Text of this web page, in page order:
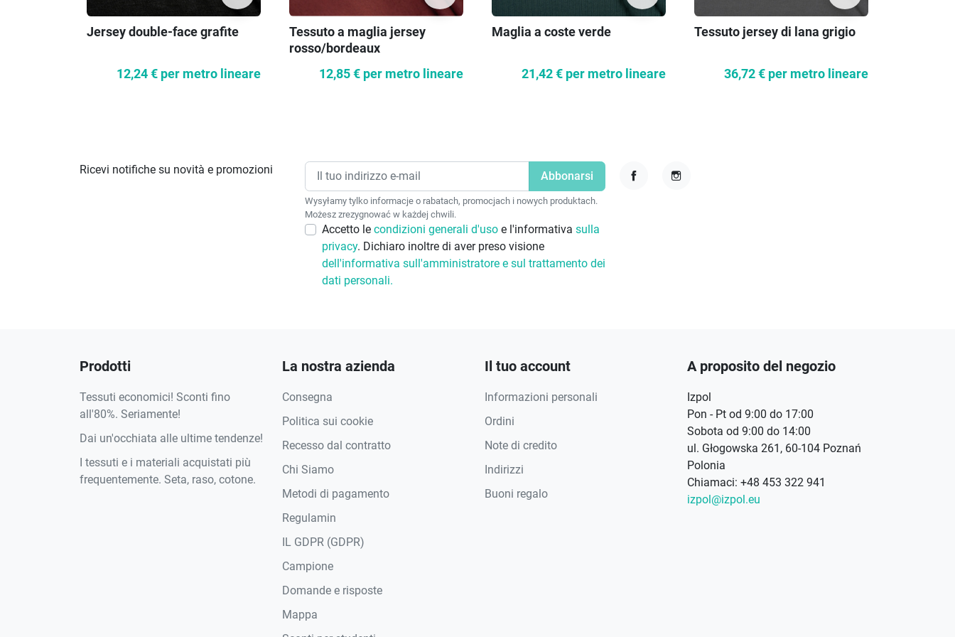
Jersey double-face grafite
12,24 € per metro lineare
Tessuto a maglia jersey
rosso/bordeaux
12,85 € per metro lineare
Maglia a coste verde
21,42 € per metro lineare
Tessuto jersey di lana grigio
36,72 € per metro lineare
Ricevi notifiche su novità e promozioni
Wysyłamy tylko informacje o rabatach, promocjach i nowych produktach.
Możesz zrezygnować w każdej chwili.
Accetto le condizioni generali d'uso e l'informativa sulla
privacy. Dichiaro inoltre di aver preso visione
dell'informativa sull'amministratore e sul trattamento dei
dati personali.
Prodotti
Tessuti economici! Sconti fino
all'80%. Seriamente!
Dai un'occhiata alle ultime tendenze!
I tessuti e i materiali acquistati più
frequentemente. Seta, raso, cotone.
La nostra azienda
Consegna
Politica sui cookie
Recesso dal contratto
Chi Siamo
Metodi di pagamento
Regulamin
IL GDPR (GDPR)
Campione
Domande e risposte
Mappa
Il tuo account
Informazioni personali
Ordini
Note di credito
Indirizzi
Buoni regalo
A proposito del negozio
Izpol
Pon - Pt od 9:00 do 17:00
Sobota od 9:00 do 14:00
ul. Głogowska 261, 60-104 Poznań
Polonia
Chiamaci: +48 453 322 941
izpol@izpol.eu